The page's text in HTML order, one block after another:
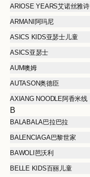
ARIOSE YEARS艾诺丝雅诗
ARMANI阿玛尼
ASICS KIDS亚瑟士儿童
ASICS亚瑟士
AUM噢姆
AUTASON奥德臣
AXIANG NOODLE阿香米线
B
BALABALA巴拉巴拉
BALENCIAGA巴黎世家
BAWOLI芭沃利
BELLE KIDS百丽儿童